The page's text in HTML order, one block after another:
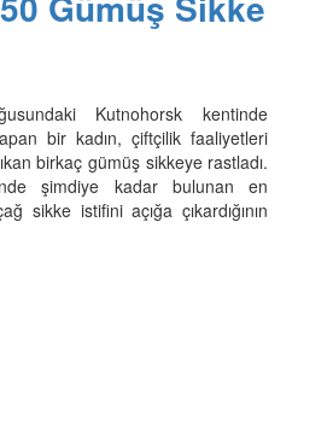
Kutnohorsk kentinde
bir kadın, çiftçilik faaliyetleri
birkaç gümüş sikkeye rastladı.
şimdiye kadar bulunan en
sikke istifini açığa çıkardığının